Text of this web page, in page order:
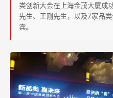
类创新大会在上海金茂大厦成
先生、王刚先生，以及7家品
宾。